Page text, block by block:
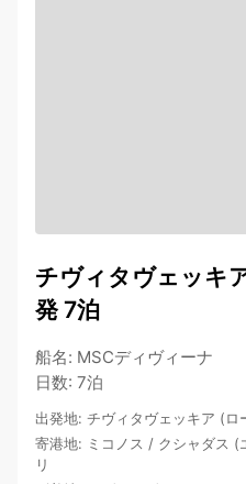
チヴィタヴェッキ
発 7泊
船名: MSCディヴィーナ
日数: 7泊
出発地: チヴィタヴェッキア (ロ
寄港地: ミコノス / クシャダス (
リ